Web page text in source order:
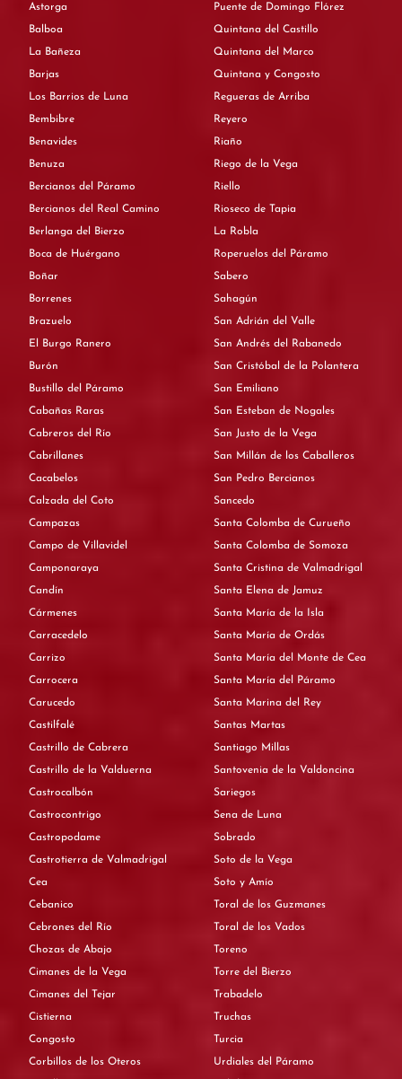
Astorga
Balboa
La Bañeza
Barjas
Los Barrios de Luna
Bembibre
Benavides
Benuza
Bercianos del Páramo
Bercianos del Real Camino
Berlanga del Bierzo
Boca de Huérgano
Boñar
Borrenes
Brazuelo
El Burgo Ranero
Burón
Bustillo del Páramo
Cabañas Raras
Cabreros del Río
Cabrillanes
Cacabelos
Calzada del Coto
Campazas
Campo de Villavidel
Camponaraya
Candín
Cármenes
Carracedelo
Carrizo
Carrocera
Carucedo
Castilfalé
Castrillo de Cabrera
Castrillo de la Valduerna
Castrocalbón
Castrocontrigo
Castropodame
Castrotierra de Valmadrigal
Cea
Cebanico
Cebrones del Río
Chozas de Abajo
Cimanes de la Vega
Cimanes del Tejar
Cistierna
Congosto
Corbillos de los Oteros
Puente de Domingo Flórez
Quintana del Castillo
Quintana del Marco
Quintana y Congosto
Regueras de Arriba
Reyero
Riaño
Riego de la Vega
Riello
Rioseco de Tapia
La Robla
Roperuelos del Páramo
Sabero
Sahagún
San Adrián del Valle
San Andrés del Rabanedo
San Cristóbal de la Polantera
San Emiliano
San Esteban de Nogales
San Justo de la Vega
San Millán de los Caballeros
San Pedro Bercianos
Sancedo
Santa Colomba de Curueño
Santa Colomba de Somoza
Santa Cristina de Valmadrigal
Santa Elena de Jamuz
Santa María de la Isla
Santa María de Ordás
Santa María del Monte de Cea
Santa María del Páramo
Santa Marina del Rey
Santas Martas
Santiago Millas
Santovenia de la Valdoncina
Sariegos
Sena de Luna
Sobrado
Soto de la Vega
Soto y Amío
Toral de los Guzmanes
Toral de los Vados
Toreno
Torre del Bierzo
Trabadelo
Truchas
Turcia
Urdiales del Páramo